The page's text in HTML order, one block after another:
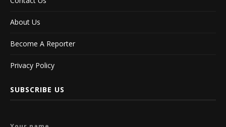
About Us
Become A Reporter
Privacy Policy
SUBSCRIBE US